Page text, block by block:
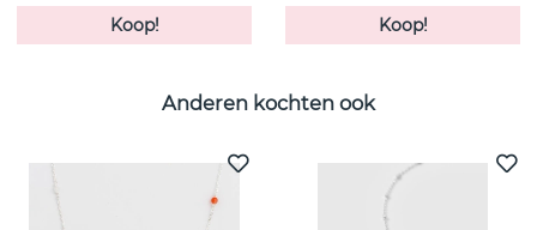
Koop!
Koop!
Anderen kochten ook